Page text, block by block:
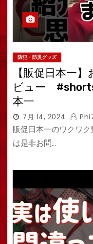
防犯・防災グッズ
【販促日本一
ビュー
本一
7月 14, 2024
販促日本一のワクワ
は是非お問…